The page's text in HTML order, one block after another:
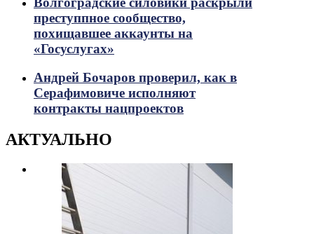
преступпное сообщество,
похищавшее аккаунты на
«Госуслугах»
Андрей Бочаров проверил, как в
Серафимовиче исполняют
контракты нацпроектов
АКТУАЛЬНО